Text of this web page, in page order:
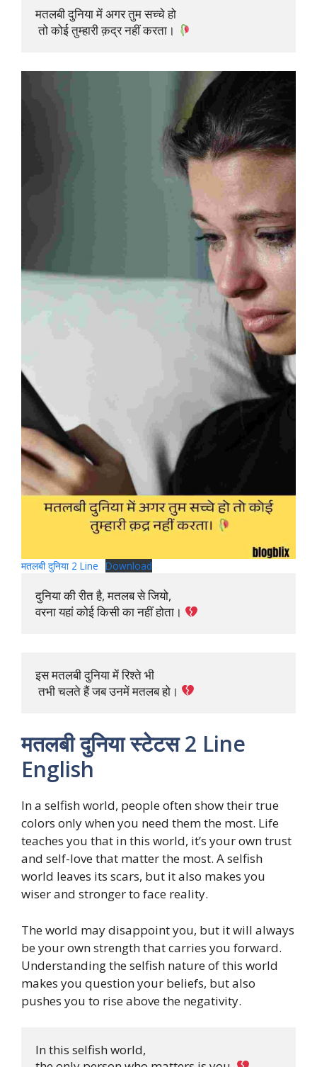
मतलबी दुनिया में अगर तुम सच्चे हो
तो कोई तुम्हारी क़द्र नहीं करता।
मतलबी दुनिया 2 Line Download
दुनिया की रीत है, मतलब से जियो,
वरना यहां कोई किसी का नहीं होता।
इस मतलबी दुनिया में रिश्ते भी
तभी चलते हैं जब उनमें मतलब हो।
मतलबी दुनिया स्टेटस 2 Line
English
In a selfish world, people often show their true
colors only when you need them the most. Life
teaches you that in this world, it’s your own trust
and self-love that matter the most. A selfish
world leaves its scars, but it also makes you
wiser and stronger to face reality.
The world may disappoint you, but it will always
be your own strength that carries you forward.
Understanding the selfish nature of this world
makes you question your beliefs, but also
pushes you to rise above the negativity.
In this selfish world,